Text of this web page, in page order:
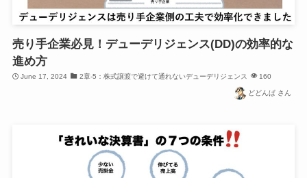
売り手企業必見！デューデリジェンス(DD)の効率的な
進め方
June 17, 2024 2章-5：株式譲渡で避けて通れないデューデリジェンス 160
どどんぱ さん